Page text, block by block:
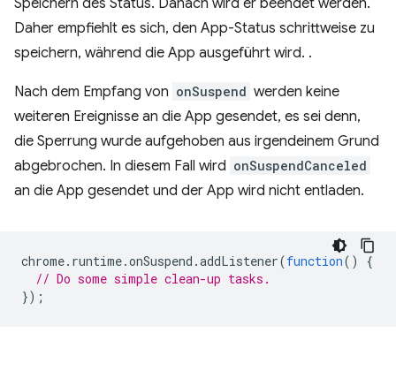
Speichern des Status. Danach wird er beendet werden.
Daher empfiehlt es sich, den App-Status schrittweise zu
speichern, während die App ausgeführt wird. .
Nach dem Empfang von onSuspend werden keine
weiteren Ereignisse an die App gesendet, es sei denn,
die Sperrung wurde aufgehoben aus irgendeinem Grund
abgebrochen. In diesem Fall wird onSuspendCanceled
an die App gesendet und der App wird nicht entladen.
chrome. runtime.onSuspend .addListener(function()
{
// Do some simple clean-up tasks.
});